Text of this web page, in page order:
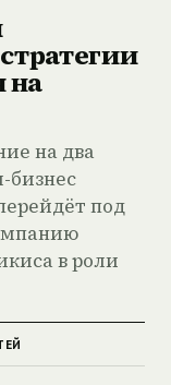
на
на два
бизнес
под
в роли